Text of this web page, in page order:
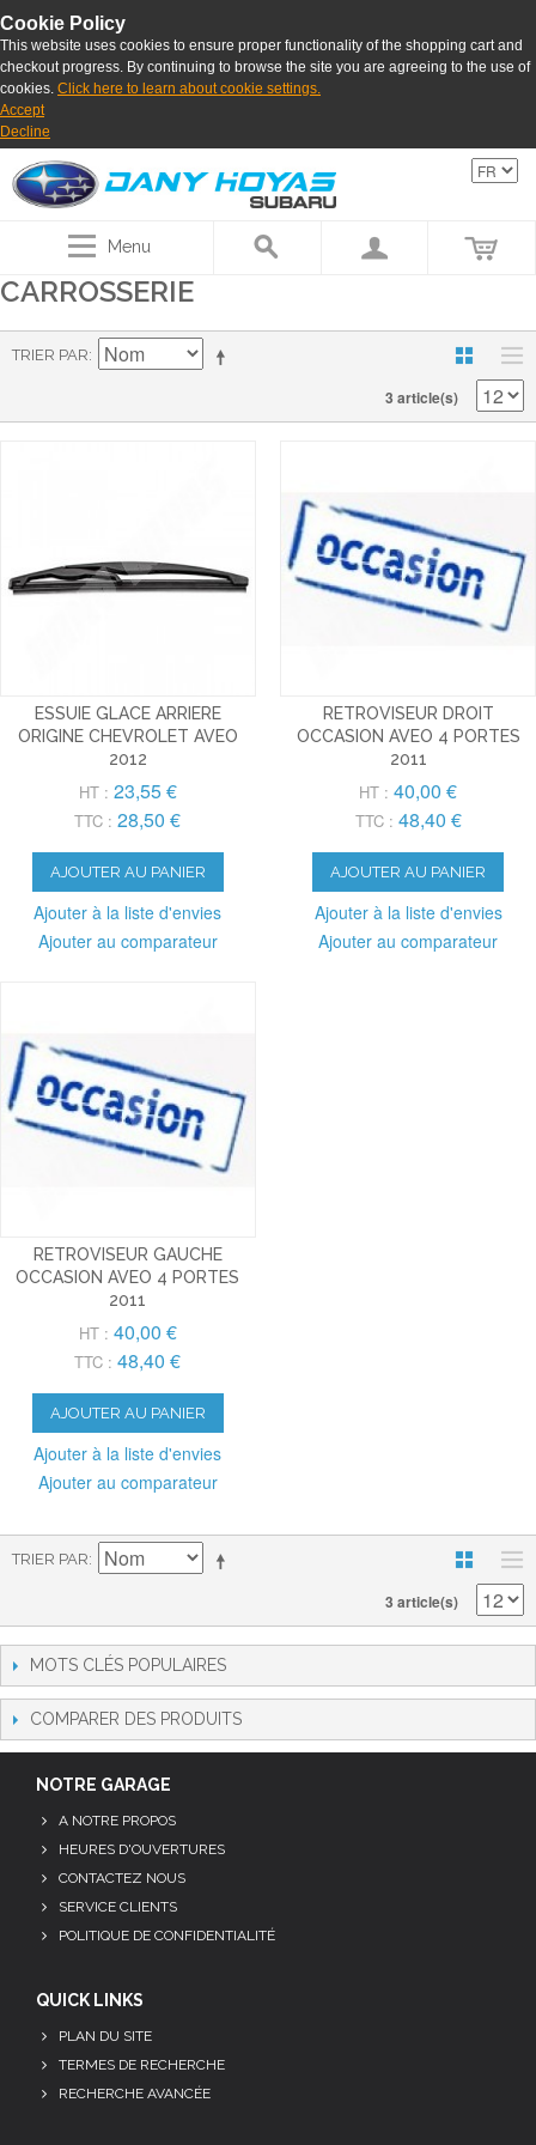
Cookie Policy
This website uses cookies to ensure proper functionality of the shopping cart and
checkout progress. By continuing to browse the site you are agreeing to the use of
cookies. Click here to learn about cookie settings.
Accept
Decline
Menu
CARROSSERIE
TRIER PAR
3 article(s)
ESSUIE GLACE ARRIERE
ORIGINE CHEVROLET AVEO
2012
HT : 23,55 €
TTC : 28,50 €
AJOUTER AU PANIER
Ajouter à la liste d'envies
Ajouter au comparateur
RETROVISEUR DROIT
OCCASION AVEO 4 PORTES
2011
HT : 40,00 €
TTC : 48,40 €
AJOUTER AU PANIER
Ajouter à la liste d'envies
Ajouter au comparateur
RETROVISEUR GAUCHE
OCCASION AVEO 4 PORTES
2011
HT : 40,00 €
TTC : 48,40 €
AJOUTER AU PANIER
Ajouter à la liste d'envies
Ajouter au comparateur
TRIER PAR
3 article(s)
MOTS CLÉS POPULAIRES
COMPARER DES PRODUITS
NOTRE GARAGE
A NOTRE PROPOS
HEURES D'OUVERTURES
CONTACTEZ NOUS
SERVICE CLIENTS
POLITIQUE DE CONFIDENTIALITÉ
QUICK LINKS
PLAN DU SITE
TERMES DE RECHERCHE
RECHERCHE AVANCÉE